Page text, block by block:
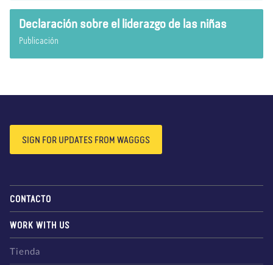
Declaración sobre el liderazgo de las niñas
Publicación
SIGN FOR UPDATES FROM WAGGGS
CONTACTO
WORK WITH US
Tienda